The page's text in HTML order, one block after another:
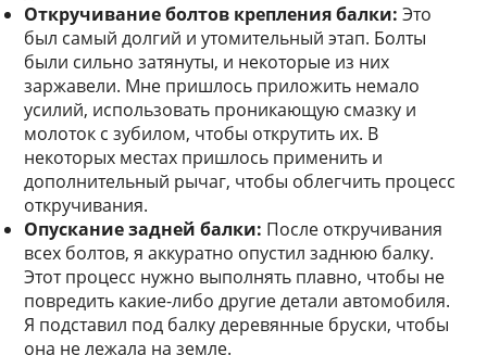
Откручивание болтов крепления балки: Это
был самый долгий и утомительный этап. Болты
были сильно затянуты, и некоторые из них
заржавели. Мне пришлось приложить немало
усилий, использовать проникающую смазку и
молоток с зубилом, чтобы открутить их. В
некоторых местах пришлось применить и
дополнительный рычаг, чтобы облегчить процесс
откручивания.
Опускание задней балки: После откручивания
всех болтов, я аккуратно опустил заднюю балку.
Этот процесс нужно выполнять плавно, чтобы не
повредить какие-либо другие детали автомобиля.
Я подставил под балку деревянные бруски, чтобы
она не лежала на земле.